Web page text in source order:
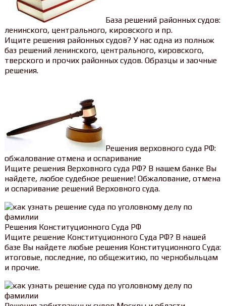
База решений районных судов:
ленинского, центрального, кировского и пр.
Ищите решения районных судов? У нас одна из полныж
баз решений ленинского, центрального, кировского,
тверского и прочих районных судов. Образцы и заочные
решения.
Решения верховного суда РФ:
обжалование отмена и оспаривание
Ищите решения Верховного суда РФ? В нашем банке Вы
найдете, любое судебное решение! Обжалование, отмена
и оспаривание решений Верховного суда.
Решения Конституционного Суда РФ
Ищите решение Конституционного Суда РФ? В нашей
базе Вы найдете любые решения Конституционного Суда:
итоговые, последние, по общежитию, по чернобыльцам
и прочие.